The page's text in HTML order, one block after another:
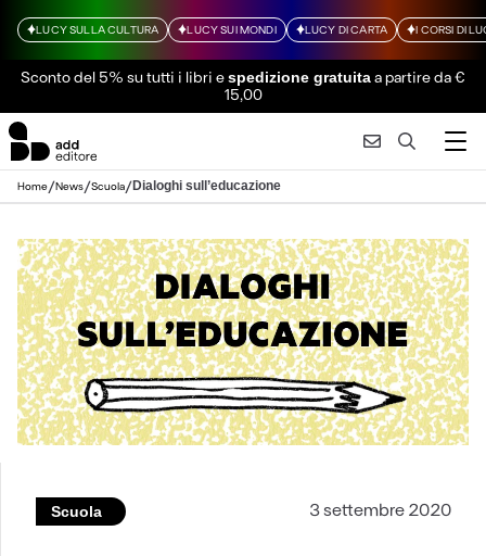
LUCY SULLA CULTURA LUCY SUI MONDI LUCY DI CARTA I CORSI DI
Sconto del 5% su tutti i libri espedizione gratuitaa partire da €
15,00
Home/News/Scuola/Dialoghi sull’educazione
Scuola 3 settembre 2020